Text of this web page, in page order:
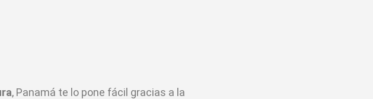
, Panamá te lo pone fácil gracias a la